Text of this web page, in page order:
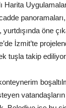
öne
İzmit’te
tuşla takip